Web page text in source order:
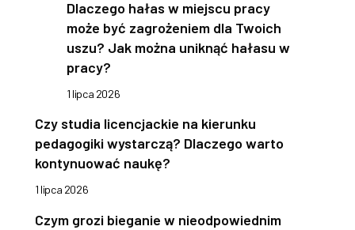
Dlaczego hałas w miejscu pracy
może być zagrożeniem dla Twoich
uszu? Jak można uniknąć hałasu w
pracy?
1 lipca 2026
Czy studia licencjackie na kierunku
pedagogiki wystarczą? Dlaczego warto
kontynuować naukę?
1 lipca 2026
Czym grozi bieganie w nieodpowiednim